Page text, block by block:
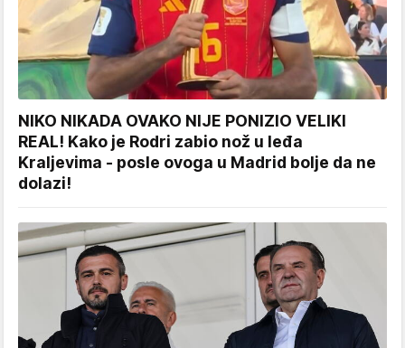
NIKO NIKADA OVAKO NIJE PONIZIO VELIKI
REAL! Kako je Rodri zabio nož u leđa
Kraljevima - posle ovoga u Madrid bolje da ne
dolazi!